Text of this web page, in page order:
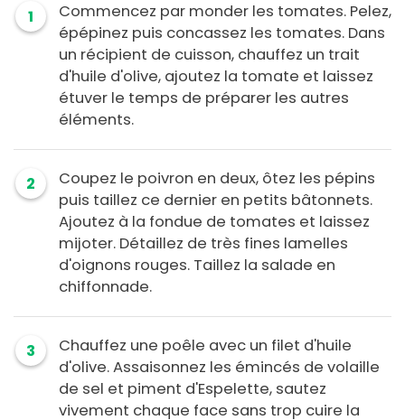
1
Commencez par monder les tomates. Pelez,
épépinez puis concassez les tomates. Dans
un récipient de cuisson, chauffez un trait
d'huile d'olive, ajoutez la tomate et laissez
étuver le temps de préparer les autres
éléments.
2
Coupez le poivron en deux, ôtez les pépins
puis taillez ce dernier en petits bâtonnets.
Ajoutez à la fondue de tomates et laissez
mijoter. Détaillez de très fines lamelles
d'oignons rouges. Taillez la salade en
chiffonnade.
3
Chauffez une poêle avec un filet d'huile
d'olive. Assaisonnez les émincés de volaille
de sel et piment d'Espelette, sautez
vivement chaque face sans trop cuire la